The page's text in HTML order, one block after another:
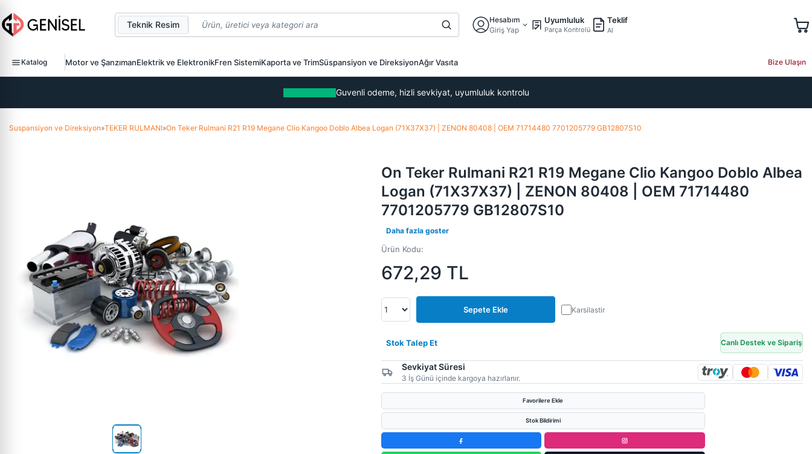
Teknik Resim
Hesabım
Giriş Yap
Uyumluluk
Parça Kontrolü
Teklif
Al
Katalog Motor ve ŞanzımanElektrik ve ElektronikFren SistemiKaporta ve TrimSüspansiyon ve DireksiyonAğır Vasıta Bize Ulaşın
Guvenli odeme, hizli sevkiyat, uyumluluk kontrolu
Suspansiyon ve Direksiyon»TEKER RULMANI»On Teker Rulmani R21 R19 Megane Clio Kangoo Doblo Albea Logan (71X37X37) | ZENON 80408 | OEM 71714480 7701205779 GB12807S10
On Teker Rulmani R21 R19 Megane Clio Kangoo Doblo Albea
Logan (71X37X37) | ZENON 80408 | OEM 71714480
7701205779 GB12807S10
Daha fazla goster
Ürün Kodu:
672,29 TL
Sepete Ekle Karsilastir
Stok Talep Et Canlı Destek ve Sipariş
Sevkiyat Süresi
3 İş Günü içinde kargoya hazırlanır.
Favorilere Ekle
Stok Bildirimi